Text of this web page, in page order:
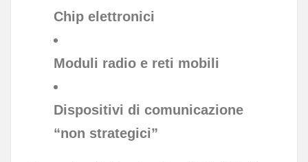
Chip elettronici
Moduli radio e reti mobili
Dispositivi di comunicazione
“non strategici”